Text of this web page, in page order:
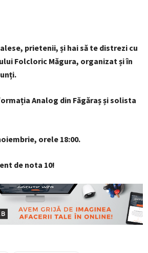
prietenii, și hai să te distrezi cu
Folcloric Măgura, organizat și în
Analog din Făgăraș și solista
orele 18:00.
de nota 10!